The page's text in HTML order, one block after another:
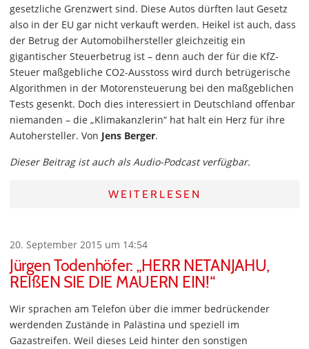
gesetzliche Grenzwert sind. Diese Autos dürften laut Gesetz
also in der EU gar nicht verkauft werden. Heikel ist auch, dass
der Betrug der Automobilhersteller gleichzeitig ein
gigantischer Steuerbetrug ist – denn auch der für die KfZ-
Steuer maßgebliche CO2-Ausstoss wird durch betrügerische
Algorithmen in der Motorensteuerung bei den maßgeblichen
Tests gesenkt. Doch dies interessiert in Deutschland offenbar
niemanden – die „Klimakanzlerin“ hat halt ein Herz für ihre
Autohersteller. Von Jens Berger.
Dieser Beitrag ist auch als Audio-Podcast verfügbar.
WEITERLESEN
20. September 2015 um 14:54
Jürgen Todenhöfer: „HERR NETANJAHU,
REIßEN SIE DIE MAUERN EIN!“
Wir sprachen am Telefon über die immer bedrückender
werdenden Zustände in Palästina und speziell im
Gazastreifen. Weil dieses Leid hinter den sonstigen